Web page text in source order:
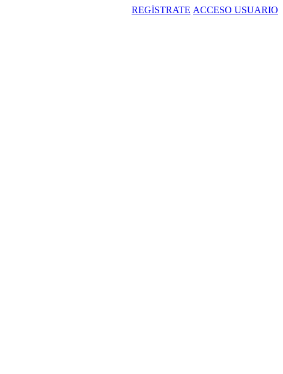
REGÍSTRATE ACCESO USUARIO